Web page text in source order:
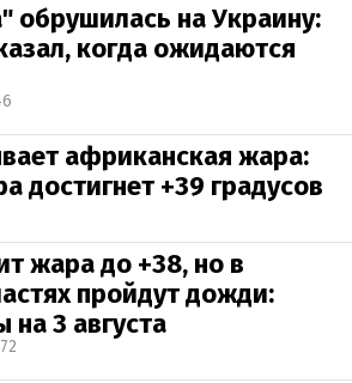
обрушилась на Украину:
когда ожидаются
африканская жара:
достигнет +39 градусов
жара до +38, но в
пройдут дожди:
на 3 августа